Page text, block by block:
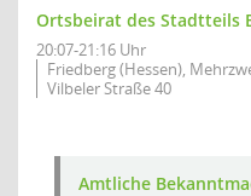
Ortsbeirat des Stadtteils
20:07-21:16 Uhr
Friedberg (Hessen),
Vilbeler Straße 40
Amtliche